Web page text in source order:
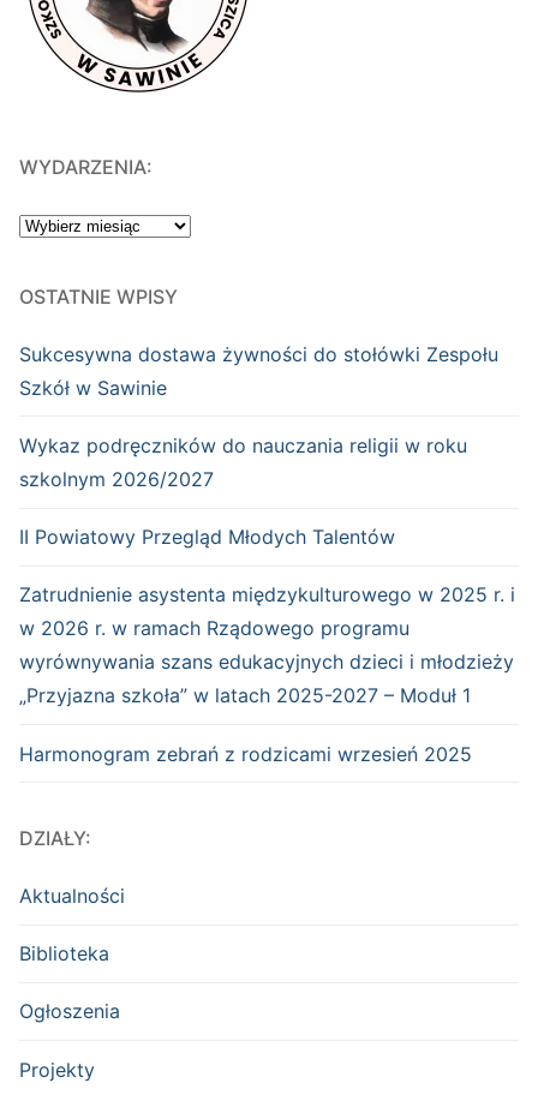
WYDARZENIA:
WYDARZENIA:
OSTATNIE WPISY
Sukcesywna dostawa żywności do stołówki Zespołu
Szkół w Sawinie
Wykaz podręczników do nauczania religii w roku
szkolnym 2026/2027
II Powiatowy Przegląd Młodych Talentów
Zatrudnienie asystenta międzykulturowego w 2025 r. i
w 2026 r. w ramach Rządowego programu
wyrównywania szans edukacyjnych dzieci i młodzieży
„Przyjazna szkoła” w latach 2025-2027 – Moduł 1
Harmonogram zebrań z rodzicami wrzesień 2025
DZIAŁY:
Aktualności
Biblioteka
Ogłoszenia
Projekty